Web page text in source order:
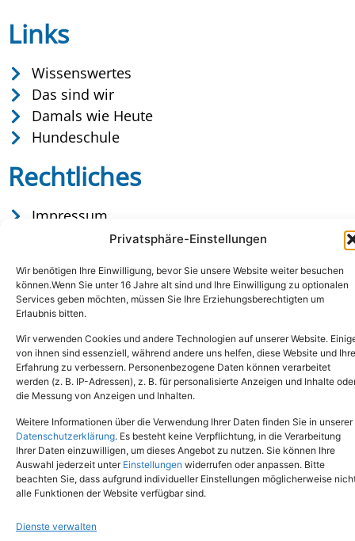
Privatsphäre-Einstellungen
Wir benötigen Ihre Einwilligung, bevor Sie unsere Website weiter besuchen
können.Wenn Sie unter 16 Jahre alt sind und Ihre Einwilligung zu optionalen
Services geben möchten, müssen Sie Ihre Erziehungsberechtigten um
Erlaubnis bitten.
Wir verwenden Cookies und andere Technologien auf unserer Website.
von ihnen sind essenziell, während andere uns helfen, diese Website und Ihre
Erfahrung zu verbessern. Personenbezogene Daten können verarbeitet
werden (z. B. IP-Adressen), z. B. für personalisierte Anzeigen und Inhalte
die Messung von Anzeigen und Inhalten.
Weitere Informationen über die Verwendung Ihrer Daten finden Sie in unserer
Datenschutzerklärung. Es besteht keine Verpflichtung, in die Verarbeitung
Ihrer Daten einzuwilligen, um dieses Angebot zu nutzen. Sie können Ihre
Auswahl jederzeit unter Einstellungen widerrufen oder anpassen. Bitte
beachten Sie, dass aufgrund individueller Einstellungen möglicherweise
alle Funktionen der Website verfügbar sind.
Dienste verwalten
Links
Wissenswertes
Das sind wir
Damals wie Heute
Hundeschule
Rechtliches
Impressum
Datenschutz
Copyright © 2024. Alle Rechte vorbehalten.
Tel.: (02651) - 77438info@tierheim-mayen.de
In der Pluns 1, 56727 Mayen